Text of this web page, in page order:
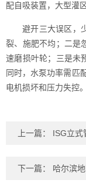
配自吸装置，大型灌
避开三大误区，
裂、施肥不均；二是
速磨损叶轮；三是未
同时，水泵功率需匹
电机损坏和压力失控。
上一篇： ISG立式
下一篇： 哈尔滨